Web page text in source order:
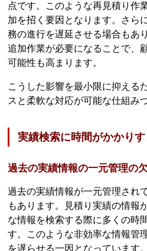
点です。このような再見積り作
加を招く要因となります。さら
務の進行を遅延させる場合もあ
追加作業が必要になることで、
可能性も高まります。
こうした影響を最小限に抑える
スと柔軟な対応が可能な仕組み
実績検索に時間がかかり
過去の実績情報の一元管理の
過去の実績情報が一元管理され
もあります。見積り実績の情報
な情報を検索する際に多くの時
す。このような非効率な情報管
を遅らせる一因となっています